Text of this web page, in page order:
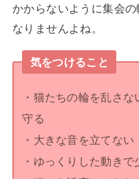
かからないように集会
なりませんよね。
気をつけること
・猫たちの輪を乱さ
守る
・大きな音を立てない
・ゆっくりした動きで